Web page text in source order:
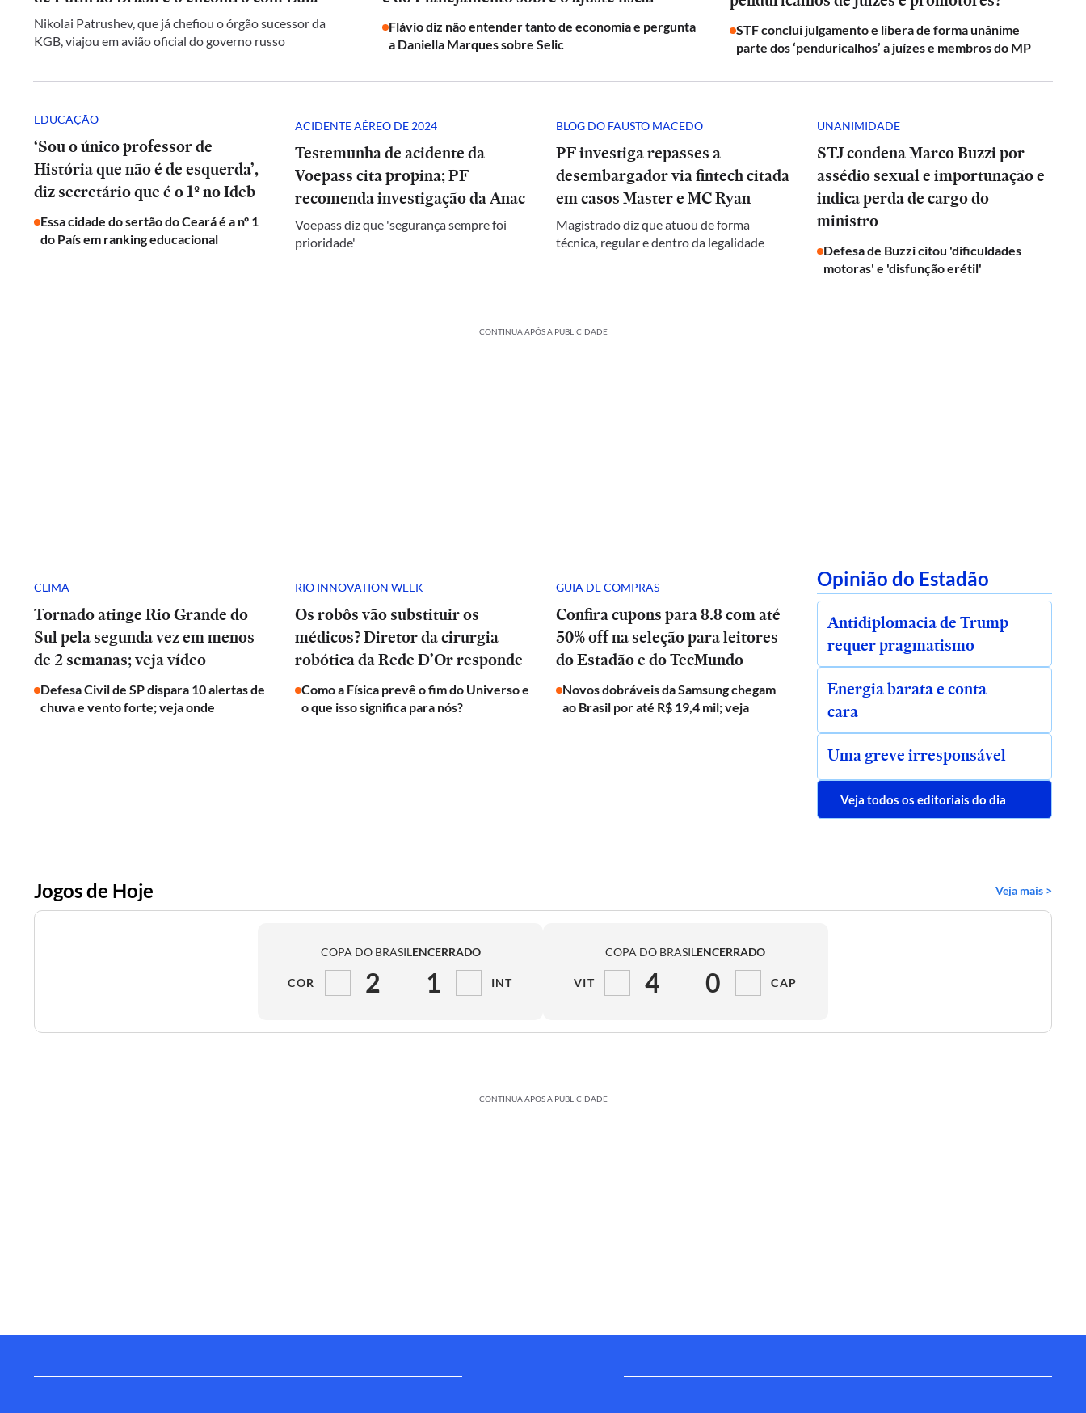
Nikolai Patrushev, que já chefiou o órgão sucessor da
KGB, viajou em avião oficial do governo russo
Flávio diz não entender tanto de economia e pergunta
a Daniella Marques sobre Selic
STF conclui julgamento e libera de forma unânime
parte dos ‘penduricalhos’ a juízes e membros do MP
EDUCAÇÃO
‘Sou o único professor de
História que não é de esquerda’,
diz secretário que é o 1º no Ideb
Essa cidade do sertão do Ceará é a nº 1
do País em ranking educacional
ACIDENTE AÉREO DE 2024
Testemunha de acidente da
Voepass cita propina; PF
recomenda investigação da Anac
Voepass diz que 'segurança sempre foi
prioridade'
BLOG DO FAUSTO MACEDO
PF investiga repasses a
desembargador via fintech citada
em casos Master e MC Ryan
Magistrado diz que atuou de forma
técnica, regular e dentro da legalidade
UNANIMIDADE
STJ condena Marco Buzzi por
assédio sexual e importunação e
indica perda de cargo do
ministro
Defesa de Buzzi citou 'dificuldades
motoras' e 'disfunção erétil'
CONTINUA APÓS A PUBLICIDADE
CLIMA
Tornado atinge Rio Grande do
Sul pela segunda vez em menos
de 2 semanas; veja vídeo
Defesa Civil de SP dispara 10 alertas de
chuva e vento forte; veja onde
RIO INNOVATION WEEK
Os robôs vão substituir os
médicos? Diretor da cirurgia
robótica da Rede D’Or responde
Como a Física prevê o fim do Universo e
o que isso significa para nós?
GUIA DE COMPRAS
Confira cupons para 8.8 com até
50% off na seleção para leitores
do Estadão e do TecMundo
Novos dobráveis da Samsung chegam
ao Brasil por até R$ 19,4 mil; veja
Opinião do Estadão
Antidiplomacia de Trump
requer pragmatismo
Energia barata e conta
cara
Uma greve irresponsável
Veja todos os editoriais do dia
Jogos de Hoje Veja mais >
COPA DO BRASILENCERRADO
COR 2 1 INT
COPA DO BRASILENCERRADO
VIT 4 0 CAP
CONTINUA APÓS A PUBLICIDADE